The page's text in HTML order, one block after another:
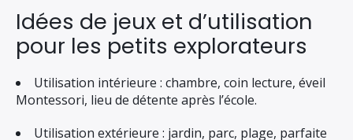
Idées de jeux et d’utilisation
pour les petits explorateurs
Utilisation intérieure : chambre, coin lecture, éveil
Montessori, lieu de détente après l’école.
Utilisation extérieure : jardin, parc, plage, parfaite